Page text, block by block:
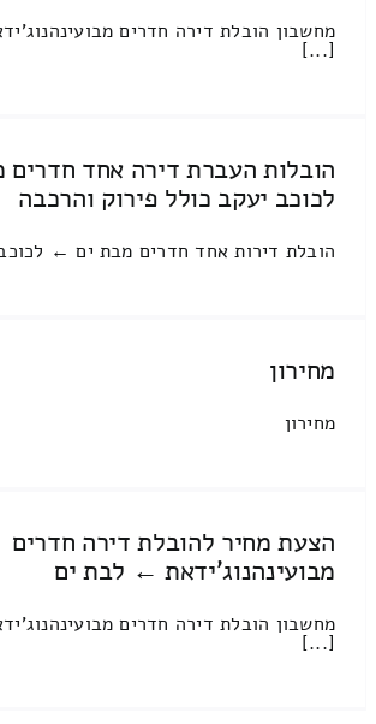
מחשבון הובלת דירה חדרים
[...]
הובלות העברת דירה אחד
לכוכב יעקב כולל פירוק והרכבה
הובלת דירות אחד חדרים מבת ים ←
מחירון
מחירון
הצעת מחיר להובלת דירה חדרים
מבועינהנוג'ידאת ← לבת ים
מחשבון הובלת דירה חדרים
[...]